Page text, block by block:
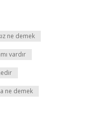
ne demek
vardır
ne demek